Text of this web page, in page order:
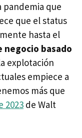
pandemia que
que el status
hasta el
negocio basado
explotación
empiece a
más que
2023 de Walt